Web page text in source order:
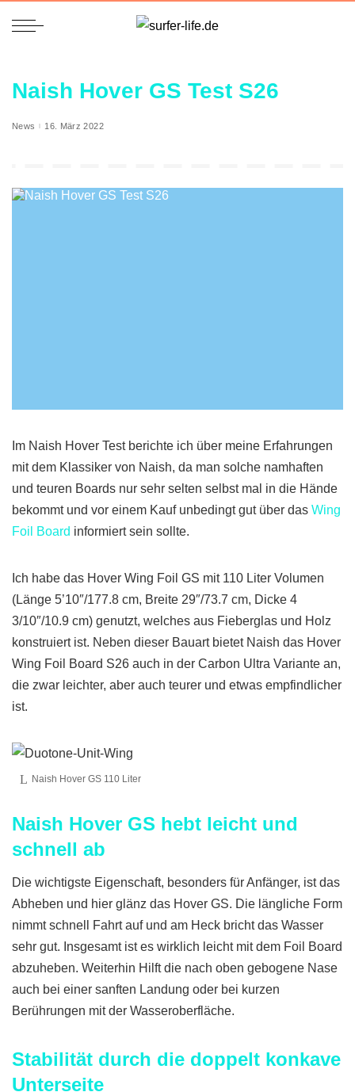
Naish Hover GS Test S26
News 16. März 2022
Im Naish Hover Test berichte ich über meine Erfahrungen
mit dem Klassiker von Naish, da man solche namhaften
und teuren Boards nur sehr selten selbst mal in die Hände
bekommt und vor einem Kauf unbedingt gut über das Wing
Foil Board informiert sein sollte.
Ich habe das Hover Wing Foil GS mit 110 Liter Volumen
(Länge 5’10″/177.8 cm, Breite 29″/73.7 cm, Dicke 4
3/10″/10.9 cm) genutzt, welches aus Fieberglas und Holz
konstruiert ist. Neben dieser Bauart bietet Naish das Hover
Wing Foil Board S26 auch in der Carbon Ultra Variante an,
die zwar leichter, aber auch teurer und etwas empfindlicher
ist.
Naish Hover GS 110 Liter
Naish Hover GS hebt leicht und
schnell ab
Die wichtigste Eigenschaft, besonders für Anfänger, ist das
Abheben und hier glänz das Hover GS. Die längliche Form
nimmt schnell Fahrt auf und am Heck bricht das Wasser
sehr gut. Insgesamt ist es wirklich leicht mit dem Foil Board
abzuheben. Weiterhin Hilft die nach oben gebogene Nase
auch bei einer sanften Landung oder bei kurzen
Berührungen mit der Wasseroberfläche.
Stabilität durch die doppelt konkave
Unterseite